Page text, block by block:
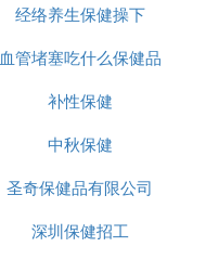
经络养生保健操下
血管堵塞吃什么保健品
补性保健
中秋保健
圣奇保健品有限公司
深圳保健招工